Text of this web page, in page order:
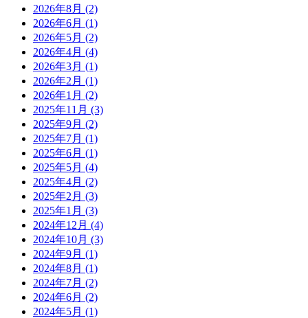
2026年8月 (2)
2026年6月 (1)
2026年5月 (2)
2026年4月 (4)
2026年3月 (1)
2026年2月 (1)
2026年1月 (2)
2025年11月 (3)
2025年9月 (2)
2025年7月 (1)
2025年6月 (1)
2025年5月 (4)
2025年4月 (2)
2025年2月 (3)
2025年1月 (3)
2024年12月 (4)
2024年10月 (3)
2024年9月 (1)
2024年8月 (1)
2024年7月 (2)
2024年6月 (2)
2024年5月 (1)